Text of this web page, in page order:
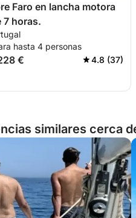
Faro en lancha motora
7 horas.
hasta 4 personas
€ 4.8 (37)
similares cerca